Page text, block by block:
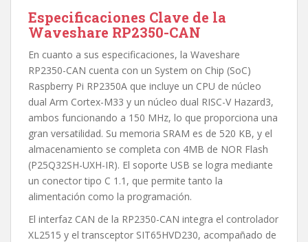
Especificaciones Clave de la
Waveshare RP2350-CAN
En cuanto a sus especificaciones, la Waveshare
RP2350-CAN cuenta con un System on Chip (SoC)
Raspberry Pi RP2350A que incluye un CPU de núcleo
dual Arm Cortex-M33 y un núcleo dual RISC-V Hazard3,
ambos funcionando a 150 MHz, lo que proporciona una
gran versatilidad. Su memoria SRAM es de 520 KB, y el
almacenamiento se completa con 4MB de NOR Flash
(P25Q32SH-UXH-IR). El soporte USB se logra mediante
un conector tipo C 1.1, que permite tanto la
alimentación como la programación.
El interfaz CAN de la RP2350-CAN integra el controlador
XL2515 y el transceptor SIT65HVD230, acompañado de